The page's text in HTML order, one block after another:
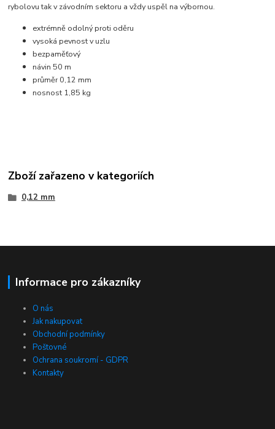
rybolovu tak v závodním sektoru a vždy uspěl na výbornou.
extrémně odolný proti oděru
vysoká pevnost v uzlu
bezpaměťový
návin 50 m
průměr 0,12 mm
nosnost 1,85 kg
Zboží zařazeno v kategoriích
0,12 mm
Informace pro zákazníky
O nás
Jak nakupovat
Obchodní podmínky
Poštovné
Ochrana soukromí - GDPR
Kontakty